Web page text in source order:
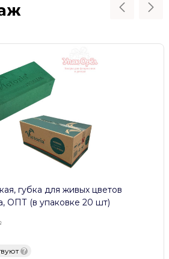
губка для живых цветов
ОПТ (в упаковке 20 шт)
?